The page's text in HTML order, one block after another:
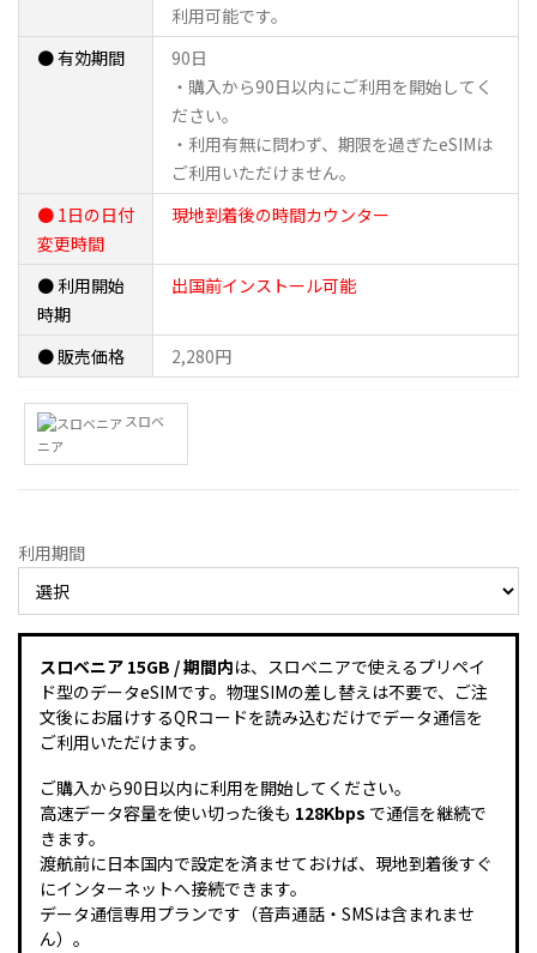
利用可能です。
● 有効期間
90日
・購入から90日以内にご利用を開始してく
ださい。
・利用有無に問わず、期限を過ぎたeSIMは
ご利用いただけません。
● 1日の日付
変更時間
現地到着後の時間カウンター
● 利用開始
時期
出国前インストール可能
● 販売価格 2,280円
スロベ
ニア
利用期間
スロベニア 15GB / 期間内は、スロベニアで使えるプリペイ
ド型のデータeSIMです。物理SIMの差し替えは不要で、ご注
文後にお届けするQRコードを読み込むだけでデータ通信を
ご利用いただけます。
ご購入から90日以内に利用を開始してください。
高速データ容量を使い切った後も 128Kbps で通信を継続で
きます。
渡航前に日本国内で設定を済ませておけば、現地到着後すぐ
にインターネットへ接続できます。
データ通信専用プランです（音声通話・SMSは含まれませ
ん）。